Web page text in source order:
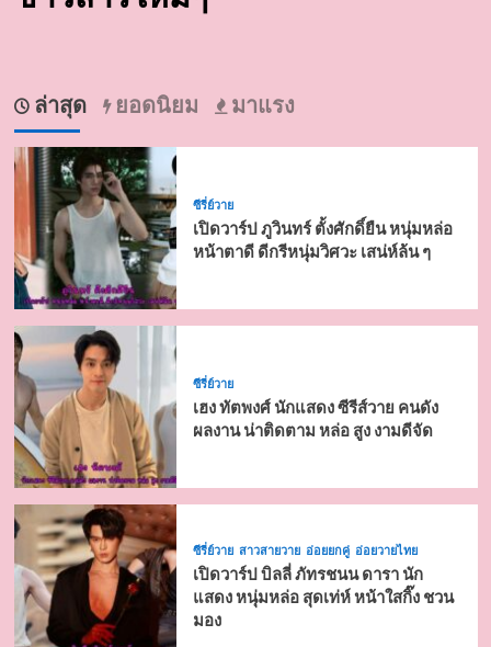
ล่าสุด ยอดนิยม มาแรง
ซีรี่ย์วาย
เปิดวาร์ป ภูวินทร์ ตั้งศักดิ์ยืน หนุ่มหล่อ
หน้าตาดี ดีกรีหนุ่มวิศวะ เสน่ห์ล้น ๆ
ซีรี่ย์วาย
เฮง ทัตพงศ์ นักแสดง ซีรีส์วาย คนดัง
ผลงาน น่าติดตาม หล่อ สูง งามดีจัด
ซีรี่ย์วาย สาวสายวาย อ่อยยกคู่ อ่อยวายไทย
เปิดวาร์ป บิลลี่ ภัทรชนน ดารา นัก
แสดง หนุ่มหล่อ สุดเท่ห์ หน้าใสกิ๊ง ชวน
มอง